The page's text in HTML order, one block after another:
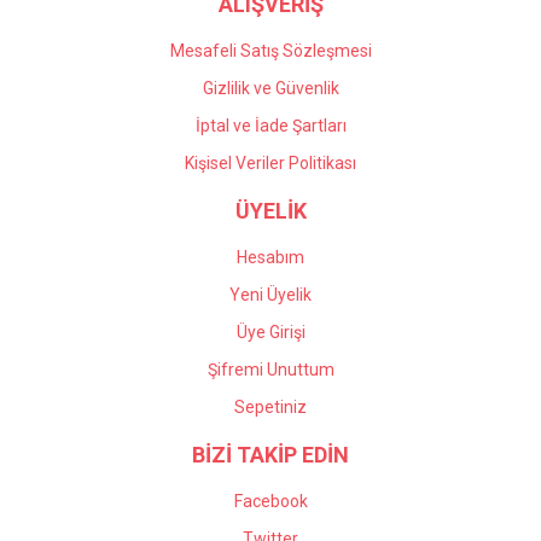
Mesafeli Satış Sözleşmesi
Gizlilik ve Güvenlik
İptal ve İade Şartları
Kişisel Veriler Politikası
ÜYELİK
Hesabım
Yeni Üyelik
Üye Girişi
Şifremi Unuttum
Sepetiniz
BİZİ TAKİP EDİN
Facebook